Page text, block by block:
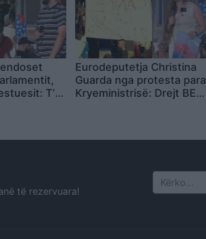
T’u
Eurodeputetja Christina
Guarda nga protesta para
Kryeministrisë: Drejt BE-
të rezervuara! Search